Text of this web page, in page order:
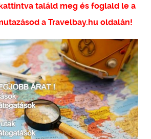
találd meg és foglald le a
a Travelbay.hu oldalán!